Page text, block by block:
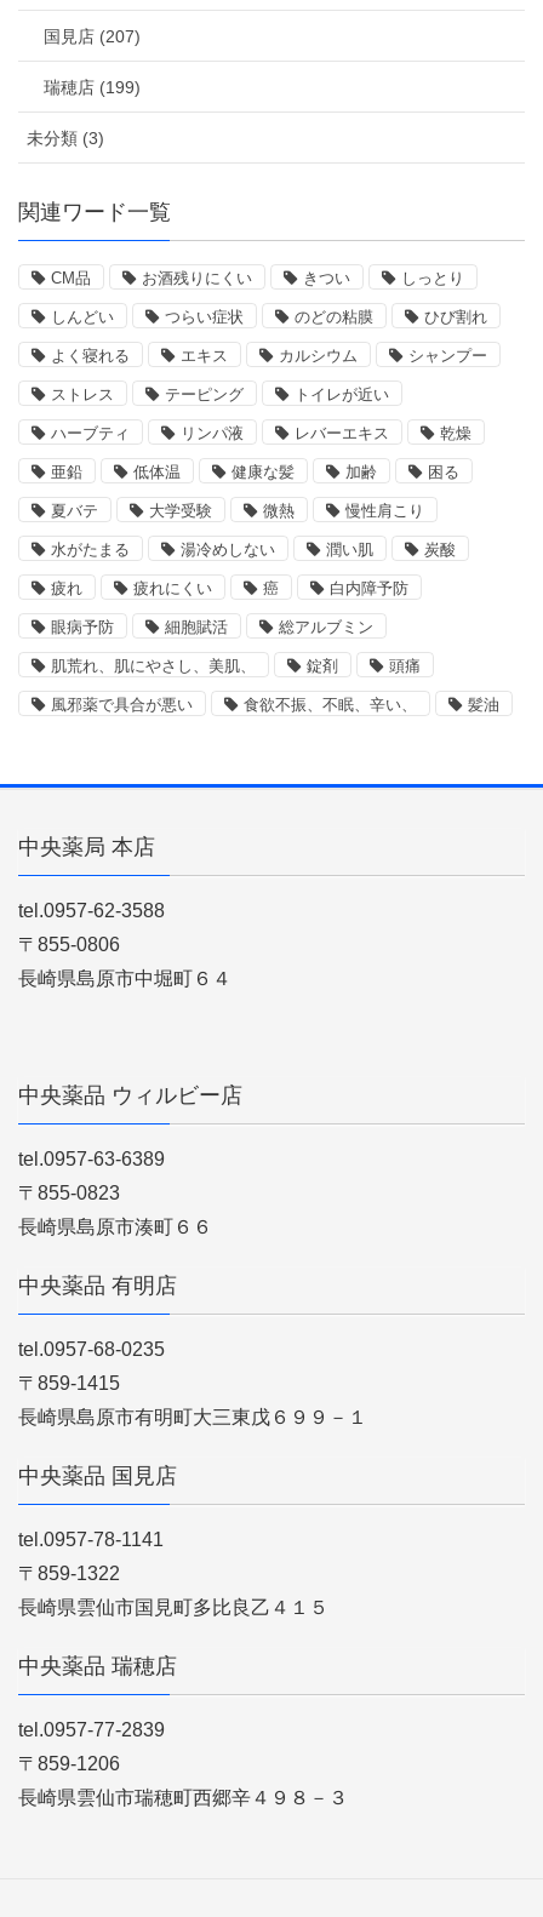
国見店 (207)
瑞穂店 (199)
未分類 (3)
関連ワード一覧
CM品 お酒残りにくい きつい しっとり
しんどい つらい症状 のどの粘膜 ひび割れ
よく寝れる エキス カルシウム シャンプー
ストレス テーピング トイレが近い
ハーブティ リンパ液 レバーエキス 乾燥
亜鉛 低体温 健康な髪 加齢 困る
夏バテ 大学受験 微熱 慢性肩こり
水がたまる 湯冷めしない 潤い肌 炭酸
疲れ 疲れにくい 癌 白内障予防
眼病予防 細胞賦活 総アルブミン
肌荒れ、肌にやさし、美肌、 錠剤 頭痛
風邪薬で具合が悪い 食欲不振、不眠、辛い、 髪油
中央薬局 本店
tel.0957-62-3588
〒855-0806
長崎県島原市中堀町６４
中央薬品 ウィルビー店
tel.0957-63-6389
〒855-0823
長崎県島原市湊町６６
中央薬品 有明店
tel.0957-68-0235
〒859-1415
長崎県島原市有明町大三東戊６９９－１
中央薬品 国見店
tel.0957-78-1141
〒859-1322
長崎県雲仙市国見町多比良乙４１５
中央薬品 瑞穂店
tel.0957-77-2839
〒859-1206
長崎県雲仙市瑞穂町西郷辛４９８－３